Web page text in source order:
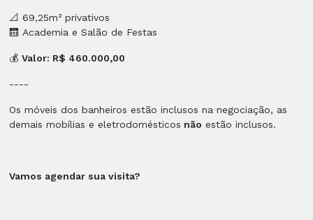
📐 69,25m² privativos
🛗 Academia e Salão de Festas
💰 Valor: R$ 460.000,00
----
Os móveis dos banheiros estão inclusos na negociação, as
demais mobílias e eletrodomésticos não estão inclusos.
Vamos agendar sua visita?